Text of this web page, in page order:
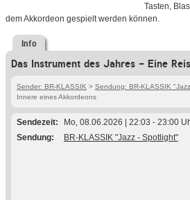
Tasten,
dem Akkordeon gespielt werden können.
Info
Das Instrument des Jahres - Eine
Sender: BR-KLASSIK > Sendung: BR-KLASSIK
Innere eines Akkordeons
Sendezeit
Mo, 08.06.2026 | 22:03 - 23:00
Sendung
BR-KLASSIK "Jazz - Spotlight"